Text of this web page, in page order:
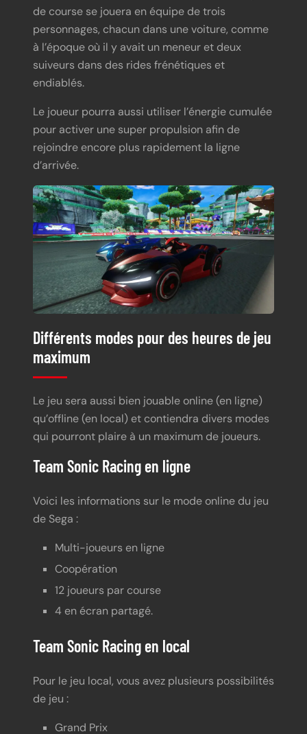
de course se jouera en équipe de trois
personnages, chacun dans une voiture, comme
à l’époque où il y avait un meneur et deux
suiveurs dans des rides frénétiques et
endiablés.
Le joueur pourra aussi utiliser l’énergie cumulée
pour activer une super propulsion afin de
rejoindre encore plus rapidement la ligne
d’arrivée.
Différents modes pour des heures de jeu
maximum
Le jeu sera aussi bien jouable online (en ligne)
qu’offline (en local) et contiendra divers modes
qui pourront plaire à un maximum de joueurs.
Team Sonic Racing en ligne
Voici les informations sur le mode online du jeu
de Sega :
Multi-joueurs en ligne
Coopération
12 joueurs par course
4 en écran partagé.
Team Sonic Racing en local
Pour le jeu local, vous avez plusieurs possibilités
de jeu :
Grand Prix